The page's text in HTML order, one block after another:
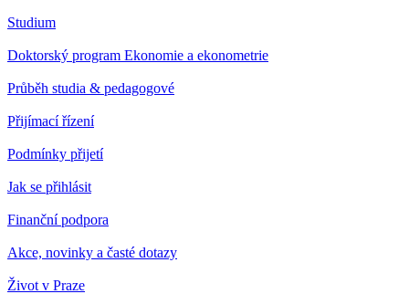
Studium
Doktorský program Ekonomie a ekonometrie
Průběh studia & pedagogové
Přijímací řízení
Podmínky přijetí
Jak se přihlásit
Finanční podpora
Akce, novinky a časté dotazy
Život v Praze